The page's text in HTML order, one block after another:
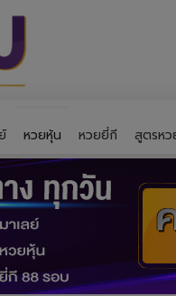
หวยหุ้น หวยยี่กี สูตรหว